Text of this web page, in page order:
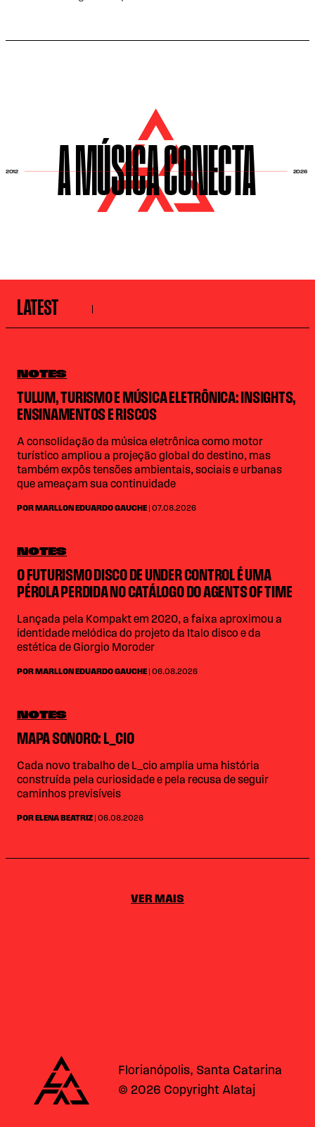
A MÚSICA CONECTA
2012 2026
LATEST
NOTES
TULUM, TURISMO E MÚSICA ELETRÔNICA: INSIGHTS,
ENSINAMENTOS E RISCOS
A consolidação da música eletrônica como motor
turístico ampliou a projeção global do destino, mas
também expôs tensões ambientais, sociais e urbanas
que ameaçam sua continuidade
POR MARLLON EDUARDO GAUCHE | 07.08.2026
NOTES
O FUTURISMO DISCO DE UNDER CONTROL É UMA
PÉROLA PERDIDA NO CATÁLOGO DO AGENTS OF TIME
Lançada pela Kompakt em 2020, a faixa aproximou a
identidade melódica do projeto da Italo disco e da
estética de Giorgio Moroder
POR MARLLON EDUARDO GAUCHE | 06.08.2026
NOTES
MAPA SONORO: L_CIO
Cada novo trabalho de L_cio amplia uma história
construída pela curiosidade e pela recusa de seguir
caminhos previsíveis
POR ELENA BEATRIZ | 06.08.2026
VER MAIS
Alataj
Florianópolis, Santa Catarina
© 2026 Copyright Alataj